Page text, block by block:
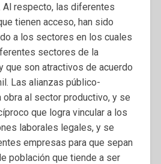
Al respecto, las diferentes
tienen acceso, han sido
a los sectores en los cuales
sectores de la
que son atractivos de acuerdo
Las alianzas público-
obra al sector productivo, y se
que logra vincular a los
laborales legales, y se
empresas para que sepan
población que tiende a ser